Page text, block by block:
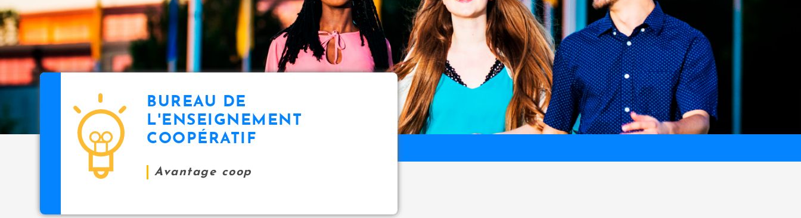
BUREAU DE
L'ENSEIGNEMENT
COOPÉRATIF
Avantage coop